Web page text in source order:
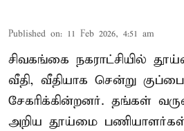
Published on: 11 Feb 2026, 4:51 am
சிவகங்கை நகராட்சியில்
வீதி, வீதியாக சென்று
சேகரிக்கின்றனர். தங்கள்
அறிய தூய்மை பணியாளர்கள்